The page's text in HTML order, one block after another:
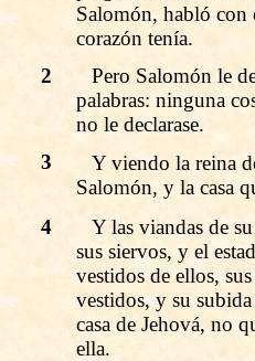
Salomón, habló con
corazón tenía.
2
Pero Salomón le
palabras: ninguna
no le declarase.
3
Y viendo la reina
Salomón, y la casa
4
Y las viandas de
sus siervos, y el
vestidos de ellos,
vestidos, y su
casa de Jehová, no
ella.